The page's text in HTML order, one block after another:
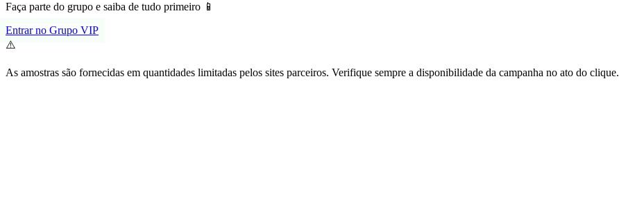
Faça parte do grupo e saiba de tudo primeiro 📱
Entrar no Grupo VIP
⚠️
As amostras são fornecidas em quantidades limitadas pelos sites parceiros. Verifique sempre a disponibilidade da campanha no ato do clique.